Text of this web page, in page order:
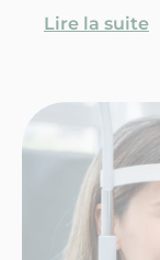
dramatiques
sont les
maladie ?
Et
glaucome ?
Lire la suite